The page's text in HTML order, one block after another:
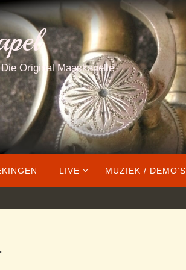
Original Maaskapelle
LIVE MUZIEK / DEMO’S